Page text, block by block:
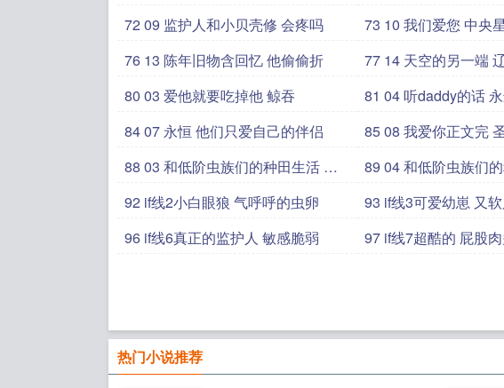
垂 72 09 监护人和小贝壳修 会疼吗
73 10 我们爱您 中央星
76 13 陈年旧物含回忆 他偷偷折
77 14 天空的另一端
80 03 爱他就要吃掉他 鲸吞
81 04 听daddy的话
84 07 永恒 他们只爱自己的伴侣
85 08 我爱你正文完
88 03 和低阶虫族们的种田生活 出
现
89 04 和低阶虫族们的种田生活 来
自蜂
92 if线2小白眼狼 气呼呼的虫卵
93 if线3可爱幼崽 又
96 if线6真正的监护人 敏感脆弱
97 if线7超酷的 屁股
热门小说推荐